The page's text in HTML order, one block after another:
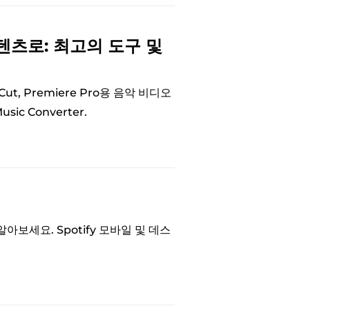
로: 최고의 도구 및
Premiere Pro용 음악 비디오
Converter.
아보세요. Spotify 모바일 및 데스